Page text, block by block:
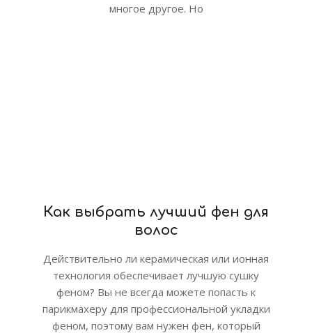
многое другое. Но
Как выбрать лучший фен для
волос
Действительно ли керамическая или ионная
технология обеспечивает лучшую сушку
феном? Вы не всегда можете попасть к
парикмахеру для профессиональной укладки
феном, поэтому вам нужен фен, который